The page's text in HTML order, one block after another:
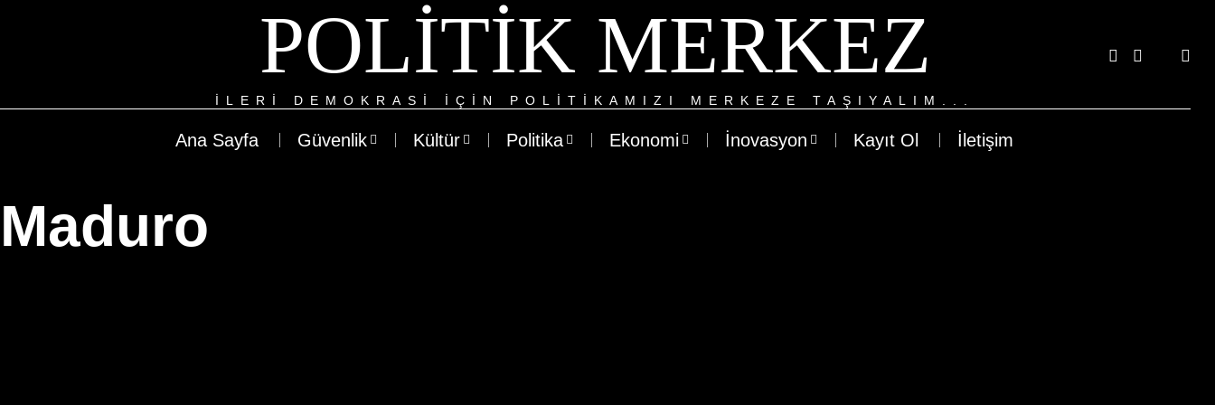
POLITIK MERKEZ
ILERI DEMOKRASI IÇIN POLITIKAMIZI MERKEZE TAŞIYALIM...
Ana Sayfa Güvenlik Kültür Politika Ekonomi İnovasyon Kayıt Ol İletişim
Maduro